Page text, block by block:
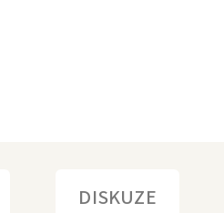
DISKUZE